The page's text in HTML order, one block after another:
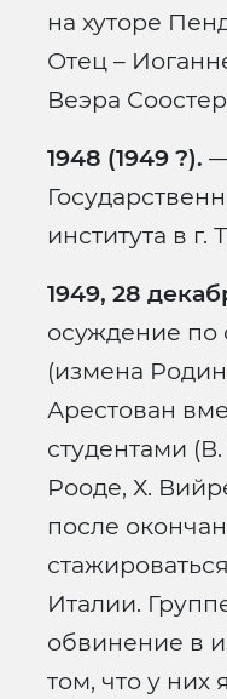
на хуторе
Отец –
Веэра
1948 (1949 ?).
института в г.
1949, 28
осуждение по
(измена
Арестован
студентами
Рооде, Х.
после
Италии.
обвинение в
том, что у них